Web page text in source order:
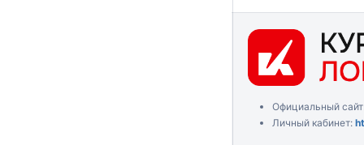
Официальный
Личный кабинет: